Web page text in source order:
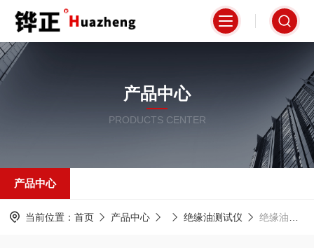
产品中心
PRODUCTS CENTER
产品中心
当前位置： 首页 产品中心 绝缘油测试仪 绝缘油介电强度测试仪